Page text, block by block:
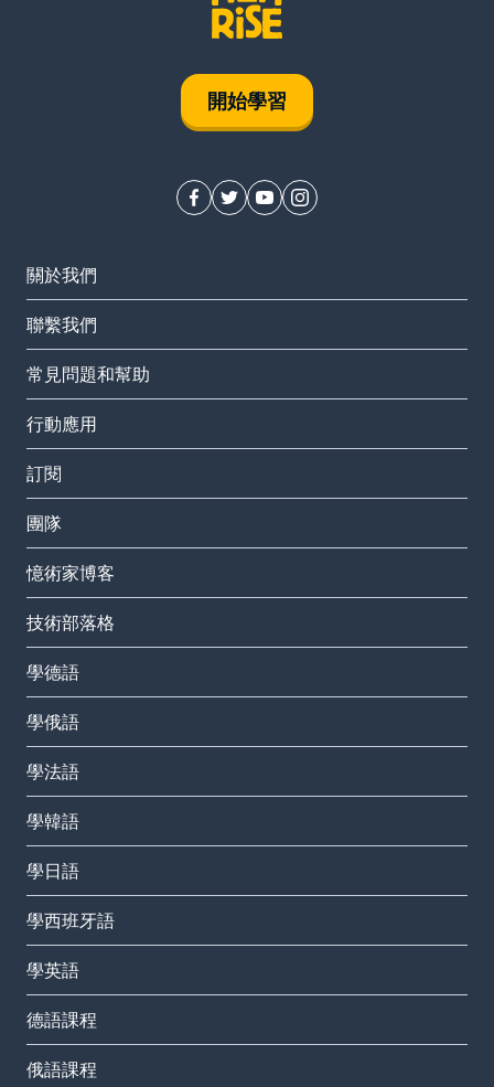
開始學習
關於我們
聯繫我們
常見問題和幫助
行動應用
訂閱
團隊
憶術家博客
技術部落格
學德語
學俄語
學法語
學韓語
學日語
學西班牙語
學英語
德語課程
俄語課程